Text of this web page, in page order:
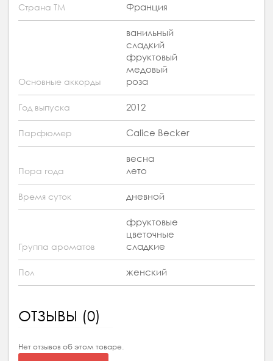
Страна ТМ Франция
Основные аккорды
ванильный
сладкий
фруктовый
медовый
роза
Год выпуска 2012
Парфюмер Calice Becker
Пора года
весна
лето
Время суток дневной
Группа ароматов
фруктовые
цветочные
сладкие
Пол женский
ОТЗЫВЫ (0)
Нет отзывов об этом товаре.